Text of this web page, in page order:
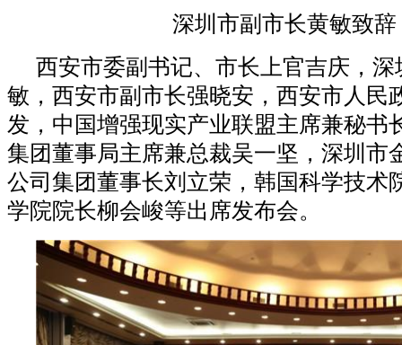
深圳市副市长黄敏致辞
西安市委副书记、市长上官吉庆，
敏，西安市副市长强晓安，西安市人民
发，中国增强现实产业联盟主席兼秘书
集团董事局主席兼总裁吴一坚，深圳市
公司集团董事长刘立荣，韩国科学技术
学院院长柳会峻等出席发布会。